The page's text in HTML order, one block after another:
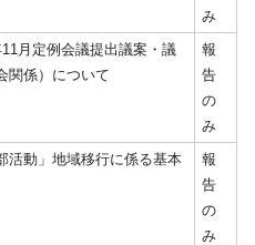
み
月定例会議提出議案・議
関係）について
報
告
の
み
活動」地域移行に係る基本
報
告
の
み